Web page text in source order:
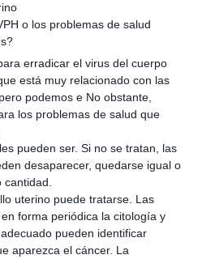
o los problemas de salud
erradicar el virus del cuerpo
está muy relacionado con las
podemos e No obstante,
los problemas de salud que
pueden ser. Si no se tratan, las
desaparecer, quedarse igual o
uterino puede tratarse. Las
forma periódica la citología y
pueden identificar
aparezca el cáncer. La